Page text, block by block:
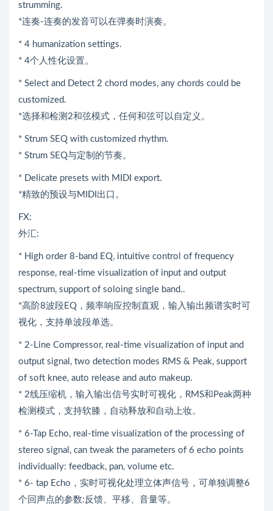
strumming.
*连奏-连奏的发音可以在弹奏时演奏。
* 4 humanization settings.
* 4个人性化设置。
* Select and Detect 2 chord modes, any chords could be
customized.
*选择和检测2和弦模式，任何和弦可以自定义。
* Strum SEQ with customized rhythm.
* Strum SEQ与定制的节奏。
* Delicate presets with MIDI export.
*精致的预设与MIDI出口。
FX:
外汇:
* High order 8-band EQ, intuitive control of frequency
response, real-time visualization of input and output
spectrum, support of soloing single band..
*高阶8波段EQ，频率响应控制直观，输入输出频谱实时可
视化，支持单波段单选。
* 2-Line Compressor, real-time visualization of input and
output signal, two detection modes RMS & Peak, support
of soft knee, auto release and auto makeup.
* 2线压缩机，输入输出信号实时可视化，RMS和Peak两种
检测模式，支持软膝，自动释放和自动上妆。
* 6-Tap Echo, real-time visualization of the processing of
stereo signal, can tweak the parameters of 6 echo points
individually: feedback, pan, volume etc.
* 6- tap Echo，实时可视化处理立体声信号，可单独调整6
个回声点的参数:反馈、平移、音量等。